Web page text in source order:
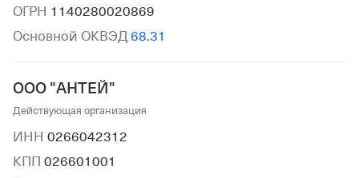
ОГРН 1140280020869
Основной ОКВЭД 68.31
ООО "АНТЕЙ"
Действующая организация
ИНН 0266042312
КПП 026601001